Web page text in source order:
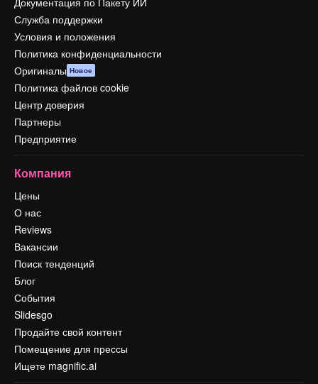
Служба поддержки
Условия и положения
Политика конфиденциальности
Оригиналы Новое
Политика файлов cookie
Центр доверия
Партнеры
Предприятие
Компания
Цены
О нас
Reviews
Вакансии
Поиск тенденций
Блог
События
Slidesgo
Продайте свой контент
Помещение для прессы
Ищете magnific.ai